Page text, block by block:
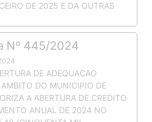
DE 2025 E DA OUTRAS
Nº 445/2024
DE ADEQUACAO
DO MUNICIPIO DE
A ABERTURA DE CREDITO
ANUAL DE 2024 NO